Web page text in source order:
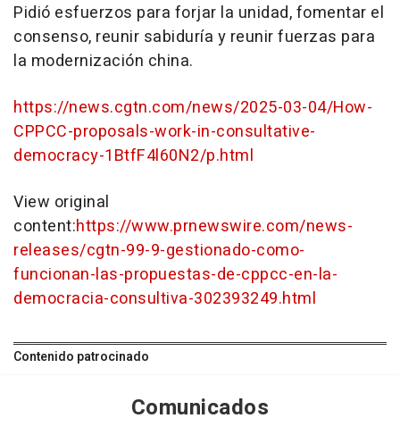
Pidió esfuerzos para forjar la unidad, fomentar el
consenso, reunir sabiduría y reunir fuerzas para
la modernización china.
https://news.cgtn.com/news/2025-03-04/How-
CPPCC-proposals-work-in-consultative-
democracy-1BtfF4l60N2/p.html
View original
content:https://www.prnewswire.com/news-
releases/cgtn-99-9-gestionado-como-
funcionan-las-propuestas-de-cppcc-en-la-
democracia-consultiva-302393249.html
Contenido patrocinado
Comunicados